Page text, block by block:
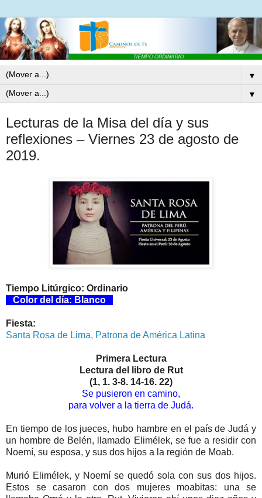
▼
▼
Lecturas de la Misa del día y sus
reflexiones – Viernes 23 de agosto de
2019.
Tiempo Litúrgico: Ordinario
Color del día: Blanco
Fiesta:
Santa Rosa de Lima, Patrona de América Latina
Primera Lectura
Lectura del libro de Rut
(1, 1. 3-8. 14-16. 22)
Se pusieron en camino,
para volver a la tierra de Judá.
En tiempo de los jueces, hubo hambre en el país de Judá y
un hombre de Belén, llamado Elimélek, se fue a residir con
Noemí, su esposa, y sus dos hijos a la región de Moab.
Murió Elimélek, y Noemí se quedó sola con sus dos hijos.
Estos se casaron con dos mujeres moabitas: una se